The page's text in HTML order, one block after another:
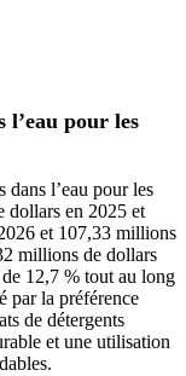
l’eau pour les
l’eau pour les
dollars en 2025 et
et 107,33 millions
millions de dollars
12,7 % tout au long
par la préférence
de détergents
et une utilisation